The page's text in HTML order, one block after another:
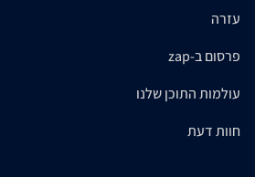
עזרה
פרסום ב-zap
עולמות התוכן שלנו
חוות דעת